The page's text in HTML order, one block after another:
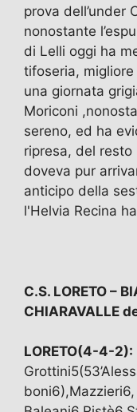
prova dell’under
nonostante
di Lelli oggi ha
tifoseria,
una giornata
Moriconi
sereno, ed ha
ripresa, del
doveva pur
anticipo della
l'Helvia Recina
C.S. LORETO –
CHIARAVALLE
LORETO(4-4-2):
boni6),Mazzieri6,